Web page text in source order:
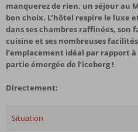
manquerez de rien, un séjour au
bon choix. L’hôtel respire le luxe
dans ses chambres raffinées, son
cuisine et ses nombreuses
l’emplacement idéal par rapport à
partie émergée de l’iceberg !
Directement:
Situation